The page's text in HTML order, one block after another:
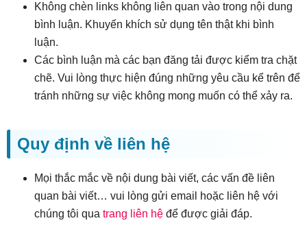
Không chèn links không liên quan vào trong nội dung
bình luận. Khuyến khích sử dụng tên thật khi bình
luận.
Các bình luận mà các bạn đăng tải được kiểm tra chặt
chẽ. Vui lòng thực hiện đúng những yêu cầu kể trên để
tránh những sự việc không mong muốn có thể xảy ra.
Quy định về liên hệ
Mọi thắc mắc về nội dung bài viết, các vấn đề liên
quan bài viết… vui lòng gửi email hoặc liên hệ với
chúng tôi qua trang liên hệ để được giải đáp.